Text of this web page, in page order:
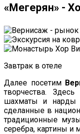
«Мегерян» -
Завтрак в отеле
Далее посетим
творчества.
шахматы и нарды
сделанные в
традиционные
серебра, картины и